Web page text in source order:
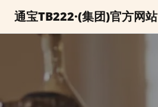
通宝TB222·(集团)官方网站